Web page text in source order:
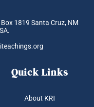
1819 Santa Cruz, NM
Quick Links
About KRI